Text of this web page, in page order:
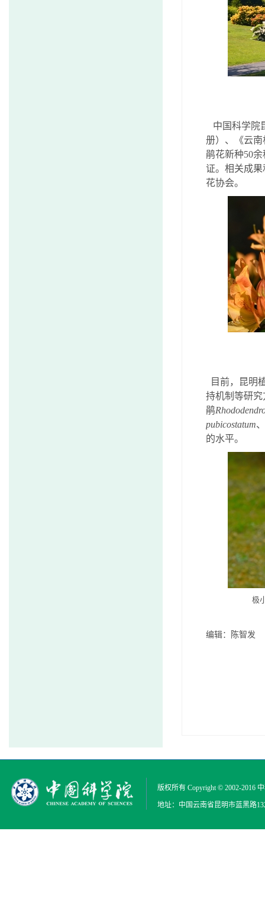
中国科学院
册）、《云
鹃花新种50余
证。相关成
花协会。
目前，昆明
持机制等研
鹃
pubicostatum
的水平。
极
编辑：陈智发
版权所有 Copyright © 2002-2016
地址：中国云南省昆明市蓝黑路